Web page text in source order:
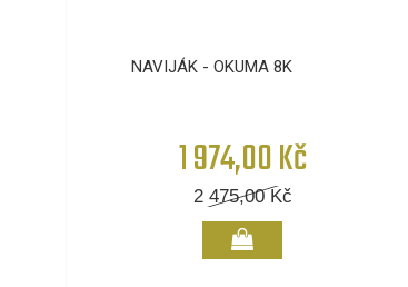
NAVIJÁK - OKUMA 8K
1 974,00 Kč
2 475,00Kč